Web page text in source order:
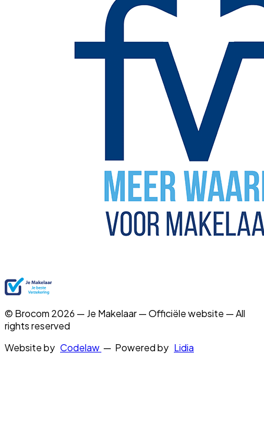
© Brocom 2026 — Je Makelaar — Officiële website — All
rights reserved
Website by Codelaw — Powered by Lidia